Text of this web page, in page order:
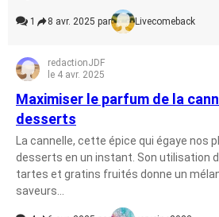
1 8 avr. 2025 par Livecomeback
redactionJDF
le 4 avr. 2025
Maximiser le parfum de la
desserts
La cannelle, cette épice qui égaye nos
desserts en un instant. Son utilisation
tartes et gratins fruités donne un
saveurs...